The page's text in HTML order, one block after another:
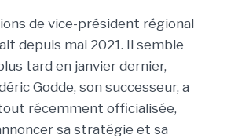
de vice-président régional
depuis mai 2021. Il semble
tard en janvier dernier,
Godde, son successeur, a
récemment officialisée,
sa stratégie et sa